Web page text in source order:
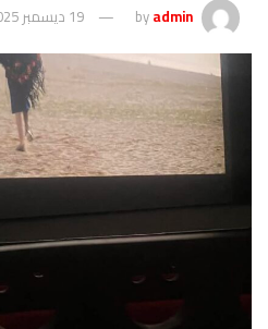
byadmin 19 ديسمبر 2025